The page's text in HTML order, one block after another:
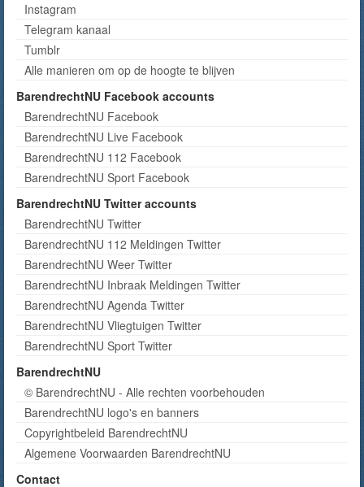
Instagram
Telegram kanaal
Tumblr
Alle manieren om op de hoogte te blijven
BarendrechtNU Facebook accounts
BarendrechtNU Facebook
BarendrechtNU Live Facebook
BarendrechtNU 112 Facebook
BarendrechtNU Sport Facebook
BarendrechtNU Twitter accounts
BarendrechtNU Twitter
BarendrechtNU 112 Meldingen Twitter
BarendrechtNU Weer Twitter
BarendrechtNU Inbraak Meldingen Twitter
BarendrechtNU Agenda Twitter
BarendrechtNU Vliegtuigen Twitter
BarendrechtNU Sport Twitter
BarendrechtNU
© BarendrechtNU - Alle rechten voorbehouden
BarendrechtNU logo's en banners
Copyrightbeleid BarendrechtNU
Algemene Voorwaarden BarendrechtNU
Contact